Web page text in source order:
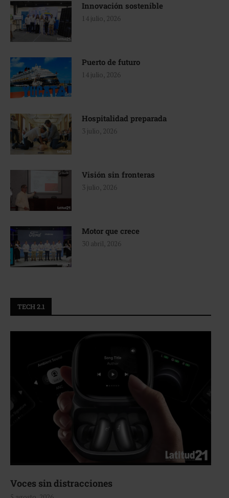
Innovación sostenible
14 julio, 2026
Puerto de futuro
14 julio, 2026
Hospitalidad preparada
3 julio, 2026
Visión sin fronteras
3 julio, 2026
Motor que crece
30 abril, 2026
TECH 2.1
Voces sin distracciones